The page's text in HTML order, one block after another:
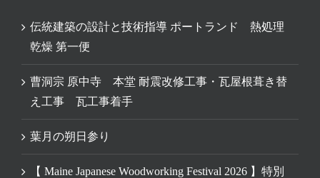
伝統建築の設計と技術指導 ポートランド 熱処理
乾燥 第一便
曹洞宗 原中寺 本堂 耐震改修工事・瓦屋根葺き替
え工事 瓦工事着手
葉月の朔日参り
【 Maine Japanese Woodworking Festival 2026 】特別